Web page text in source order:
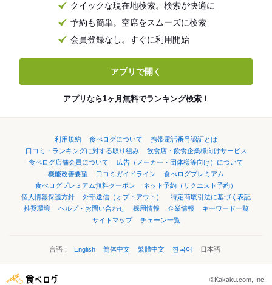
クイックな現在地検索。検索が快適に
予約も簡単。空席をスムーズに検索
会員登録なし。すぐに利用開始
アプリで開く
アプリなら1ヶ月無料でランキング検索！
利用規約 食べログについて
携帯電話番号認証とは
口コミ・ランキングに対する取り組み
飲食店・飲食企業様向けサービス
食べログ店舗会員について
広告（メーカー・団体様等向け）について
機能改善要望
口コミガイドライン
食べログプレミアム
食べログプレミアム無料クーポン
ネット予約（リクエスト予約）
個人情報保護方針
外部送信（オプトアウト）
特定商取引法に基づく表記
推奨環境
ヘルプ・お問い合わせ 採用情報 企業情報
キーワード一覧
サイトマップ
チェーン一覧
言語： English 简体中文 繁體中文 한국어 日本語
©Kakaku.com, Inc.